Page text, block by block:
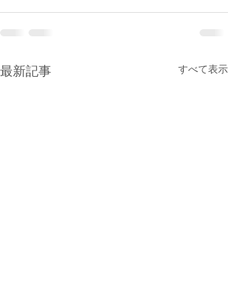
最新記事 すべて表示